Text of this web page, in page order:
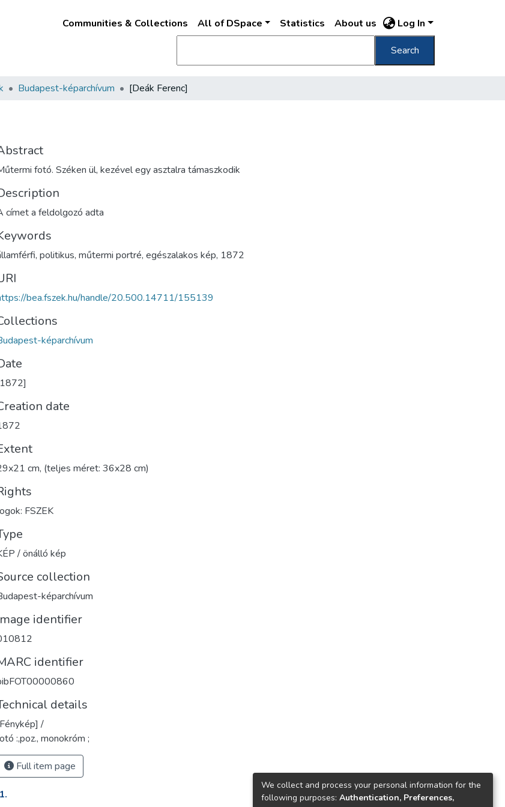
Communities & Collections All of DSpace Statistics About us Log In
Search
Budapest-képarchívum [Deák Ferenc]
fotó. Széken ül, kezével egy asztalra támaszkodik
címet a feldolgozó adta
, politikus, műtermi portré, egészalakos kép, 1872
bea.fszek.hu/handle/20.500.14711/155139
képarchívum
date
cm, (teljes méret: 36x28 cm)
FSZEK
/ önálló kép
collection
képarchívum
identifier
identifier
details
/
:,poz., monokróm ;
Full item page
We collect and process your personal information for the
following purposes: Authentication, Preferences,